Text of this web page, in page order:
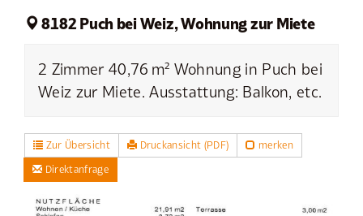
8182 Puch bei Weiz, Wohnung zur Miete
2 Zimmer 40,76 m² Wohnung in Puch bei
Weiz zur Miete. Ausstattung: Balkon, etc.
Zur Übersicht Druckansicht (PDF)
merken
Direktanfrage